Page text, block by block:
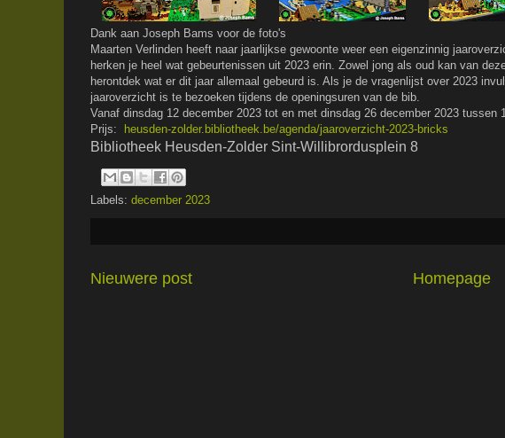
Dank aan Joseph Bams voor de foto's
Maarten Verlinden heeft naar jaarlijkse gewoonte weer een eigenzinnig
herken je heel wat gebeurtenissen uit 2023 erin. Zowel jong als oud kan van
herontdek wat er dit jaar allemaal gebeurd is. Als je de vragenlijst over 2023
jaaroverzicht is te bezoeken tijdens de openingsuren van de bib.
Vanaf dinsdag 12 december 2023 tot en met dinsdag 26 december 2023 tussen
Prijs:
heusden-zolder.bibliotheek.be/agenda/jaaroverzicht-2023-bricks
Bibliotheek Heusden-Zolder Sint-Willibrordusplein 8
Labels: december 2023
Nieuwere post Homepage